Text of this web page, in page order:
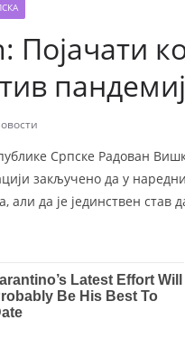
Појачати
Српске Радован
закључено да у
да је јединствен став